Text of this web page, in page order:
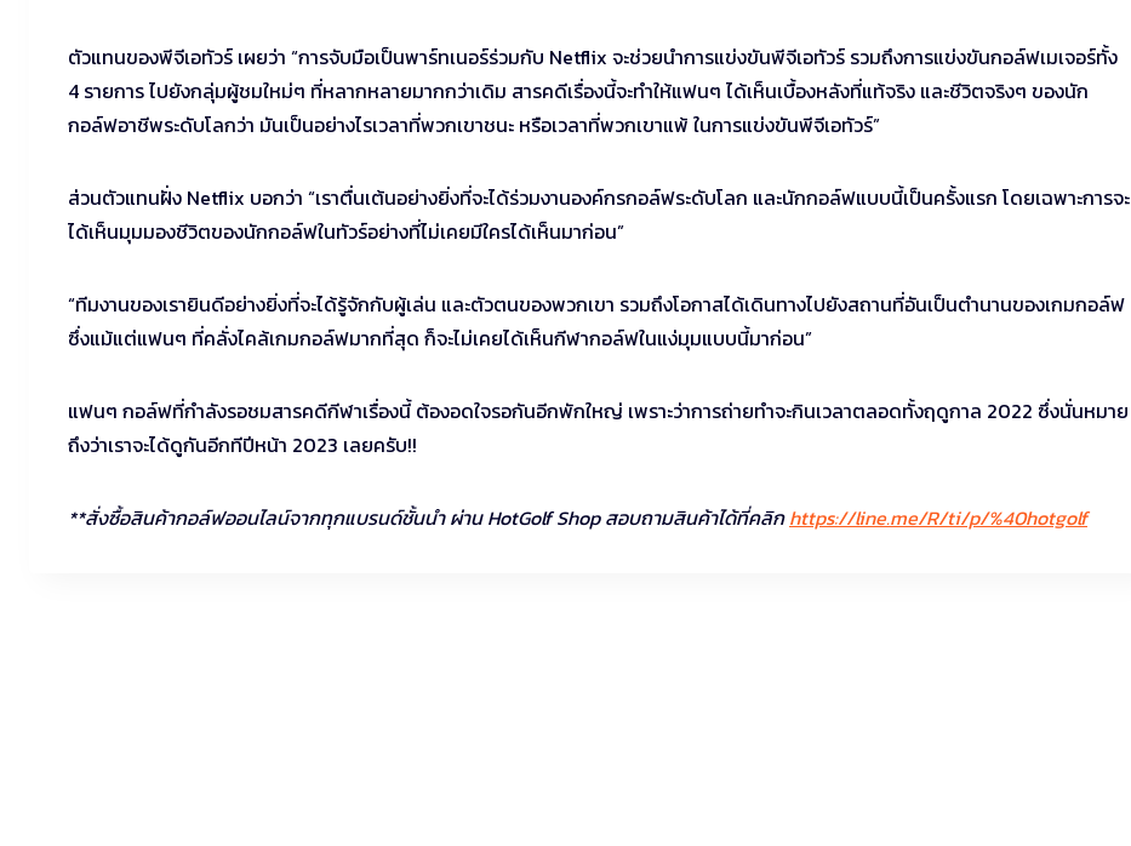
ตัวแทนของพีจีเอทัวร์ เผยว่า “การจับมือเป็นพาร์ทเนอร์ร่วมกับ Netflix จะช่วยนำการแข่งขันพีจีเอทัวร์ รวมถึงการแข่งขันกอล์ฟเมเจอร์ทั้ง
4 รายการ ไปยังกลุ่มผู้ชมใหม่ๆ ที่หลากหลายมากกว่าเดิม สารคดีเรื่องนี้จะทำให้แฟนๆ ได้เห็นเบื้องหลังที่แท้จริง และชีวิตจริงๆ ของนัก
กอล์ฟอาชีพระดับโลกว่า มันเป็นอย่างไรเวลาที่พวกเขาชนะ หรือเวลาที่พวกเขาแพ้ ในการแข่งขันพีจีเอทัวร์”
ส่วนตัวแทนฝั่ง Netflix บอกว่า “เราตื่นเต้นอย่างยิ่งที่จะได้ร่วมงานองค์กรกอล์ฟระดับโลก และนักกอล์ฟแบบนี้เป็นครั้งแรก โดยเฉพาะการจะ
ได้เห็นมุมมองชีวิตของนักกอล์ฟในทัวร์อย่างที่ไม่เคยมีใครได้เห็นมาก่อน”
“ทีมงานของเรายินดีอย่างยิ่งที่จะได้รู้จักกับผู้เล่น และตัวตนของพวกเขา รวมถึงโอกาสได้เดินทางไปยังสถานที่อันเป็นตำนานของเกมกอล์ฟ
ซึ่งแม้แต่แฟนๆ ที่คลั่งไคล้เกมกอล์ฟมากที่สุด ก็จะไม่เคยได้เห็นกีฬากอล์ฟในแง่มุมแบบนี้มาก่อน”
แฟนๆ กอล์ฟที่กำลังรอชมสารคดีกีฬาเรื่องนี้ ต้องอดใจรอกันอีกพักใหญ่ เพราะว่าการถ่ายทำจะกินเวลาตลอดทั้งฤดูกาล 2022 ซึ่งนั่นหมาย
ถึงว่าเราจะได้ดูกันอีกทีปีหน้า 2023 เลยครับ!!
**สั่งซื้อสินค้ากอล์ฟออนไลน์จากทุกแบรนด์ชั้นนำ ผ่าน HotGolf Shop สอบถามสินค้าได้ที่คลิกhttps://line.me/R/ti/p/%40hotgolf